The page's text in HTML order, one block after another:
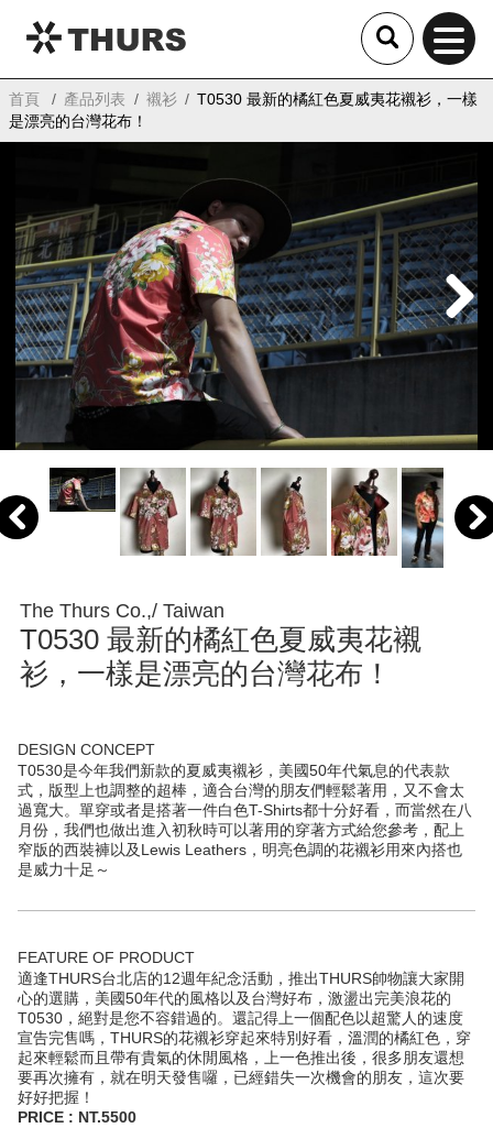
THURS
首頁 產品列表 襯衫
T0530 最新的橘紅色夏威夷花襯衫，一樣
是漂亮的台灣花布！
The Thurs Co.,/ Taiwan
T0530 最新的橘紅色夏威夷花襯
衫，一樣是漂亮的台灣花布！
DESIGN CONCEPT
T0530是今年我們新款的夏威夷襯衫，美國50年代氣息的代表款
式，版型上也調整的超棒，適合台灣的朋友們輕鬆著用，又不會太
過寬大。單穿或者是搭著一件白色T-Shirts都十分好看，而當然在八
月份，我們也做出進入初秋時可以著用的穿著方式給您參考，配上
窄版的西裝褲以及Lewis Leathers，明亮色調的花襯衫用來內搭也
是威力十足～
FEATURE OF PRODUCT
適逢THURS台北店的12週年紀念活動，推出THURS帥物讓大家開
心的選購，美國50年代的風格以及台灣好布，激盪出完美浪花的
T0530，絕對是您不容錯過的。還記得上一個配色以超驚人的速度
宣告完售嗎，THURS的花襯衫穿起來特別好看，溫潤的橘紅色，穿
起來輕鬆而且帶有貴氣的休閒風格，上一色推出後，很多朋友還想
要再次擁有，就在明天發售囉，已經錯失一次機會的朋友，這次要
好好把握！
PRICE : NT.5500